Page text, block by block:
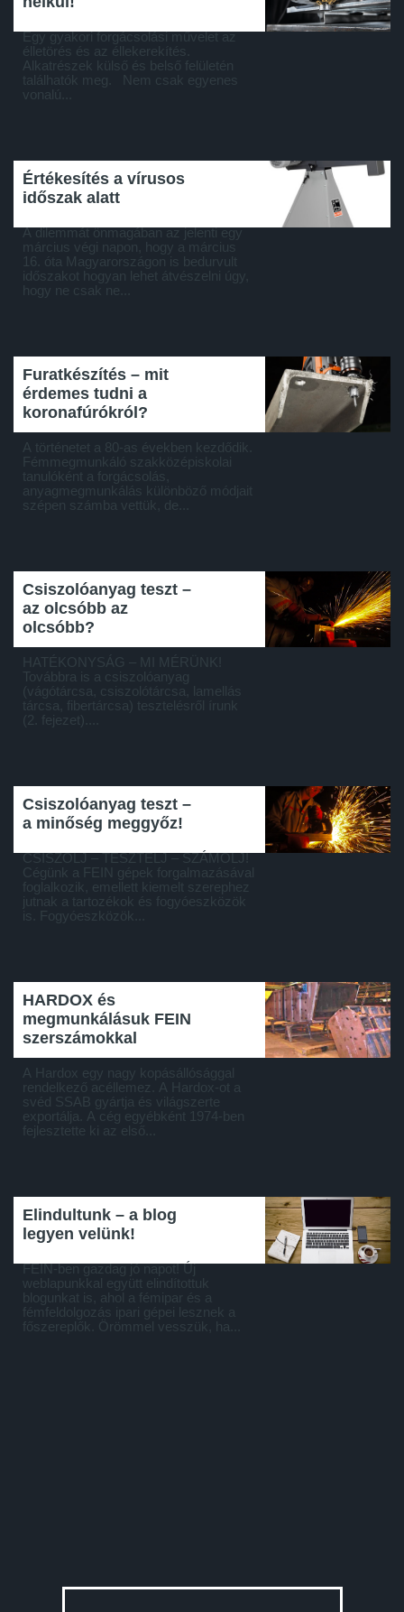
Egy gyakori forgácsolási művelet az
élletörés és az éllekerekítés.
Alkatrészek külső és belső felületén
találhatók meg. Nem csak egyenes
vonalú...
Értékesítés a vírusos
időszak alatt
A dilemmát önmagában az jelenti egy
március végi napon, hogy a március
16. óta Magyarországon is bedurvult
időszakot hogyan lehet átvészelni úgy,
hogy ne csak ne...
Furatkészítés – mit
érdemes tudni a
koronafúrókról?
A történetet a 80-as években kezdődik.
Fémmegmunkáló szakközépiskolai
tanulóként a forgácsolás,
anyagmegmunkálás különböző módjait
szépen számba vettük, de...
Csiszolóanyag teszt –
az olcsóbb az
olcsóbb?
HATÉKONYSÁG – MI MÉRÜNK!
Továbbra is a csiszolóanyag
(vágótárcsa, csiszolótárcsa, lamellás
tárcsa, fibertárcsa) tesztelésről írunk
(2. fejezet)....
Csiszolóanyag teszt –
a minőség meggyőz!
CSISZOLJ – TESZTELJ – SZÁMOLJ!
Cégünk a FEIN gépek forgalmazásával
foglalkozik, emellett kiemelt szerephez
jutnak a tartozékok és fogyóeszközök
is. Fogyóeszközök...
HARDOX és
megmunkálásuk FEIN
szerszámokkal
A Hardox egy nagy kopásállósággal
rendelkező acéllemez. A Hardox-ot a
svéd SSAB gyártja és világszerte
exportálja. A cég egyébként 1974-ben
fejlesztette ki az első...
Elindultunk – a blog
legyen velünk!
FEIN-ben gazdag jó napot! Új
weblapunkkal együtt elindítottuk
blogunkat is, ahol a fémipar és a
fémfeldolgozás ipari gépei lesznek a
főszereplők. Örömmel vesszük, ha...